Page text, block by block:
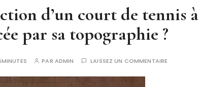
d’un court de tennis à
par sa topographie ?
PAR ADMIN LAISSEZ UN COMMENTAIRE